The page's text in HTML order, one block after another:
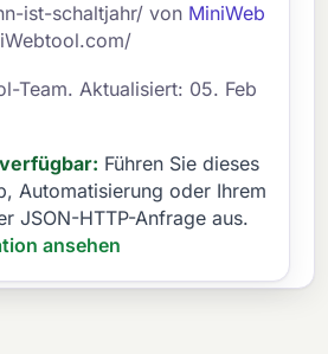
ist-schaltjahr/ von MiniWeb
Team. Aktualisiert: 05. Feb
Führen Sie dieses
Automatisierung oder Ihrem
JSON-HTTP-Anfrage aus.
ansehen